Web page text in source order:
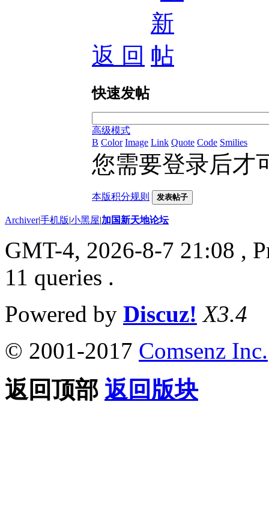
返 回
快速发帖
高级模式
B Color Image Link Quote Code Smilies
您需要登录后才
本版积分规则 发表帖子
Archiver|手机版|小黑屋|加国新天地论坛
GMT-4, 2026-8-7 21:08 ,
11 queries .
Powered by Discuz! X3.4
© 2001-2017 Comsenz Inc.
返回顶部 返回版块